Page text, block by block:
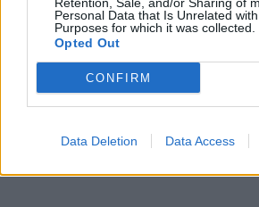
Personal Data that Is Unrelated
Purposes for which it was collected.
Opted Out
CONFIRM
Data Deletion Data Access